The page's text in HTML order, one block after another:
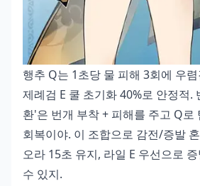
행추 Q는 1초당 물 피해 3회에 우
제례검 E 쿨 초기화 40%로 안정적.
환'은 번개 부착 + 피해를 주고 Q
회복이야. 이 조합으로 감전/증발
오라 15초 유지, 라일 E 우선으로
수 있지.